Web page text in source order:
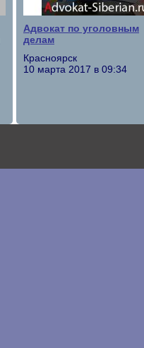
Адвокат по уголовным
делам
Красноярск
10 марта 2017 в 09:34